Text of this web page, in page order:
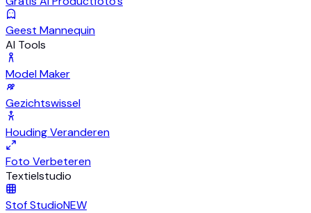
Geest Mannequin
AI Tools
Model Maker
Gezichtswissel
Houding Veranderen
Foto Verbeteren
Textielstudio
Stof StudioNEW